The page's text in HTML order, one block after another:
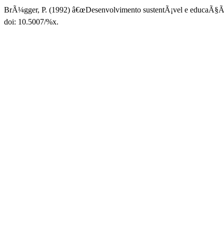
BrÃ¼gger, P. (1992) â€œDesenvolvimento sustentÃ¡vel e
doi: 10.5007/%x.